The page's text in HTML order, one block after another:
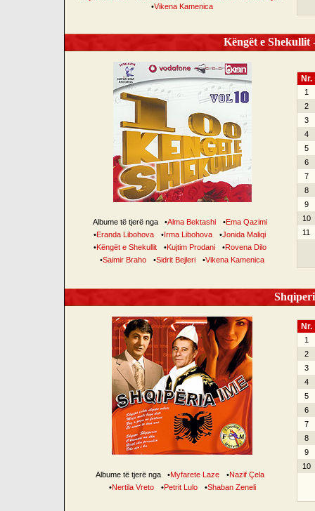
•Vikena Kamenica
Këngët e
Albume të tjerë nga •Alma Bektashi •Ema Qazimi
•Eranda Libohova •Irma Libohova •Jonida Maliqi
•Këngët e Shekullit •Kujtim Prodani •Rovena Dilo
•Saimir Braho •Sidrit Bejleri •Vikena Kamenica
Nr.
1
2
3
4
5
6
7
8
9
10
11
Albume të tjerë nga •Myfarete Laze •Nazif Çela
•Nertila Vreto •Petrit Lulo •Shaban Zeneli
Nr.
1
2
3
4
5
6
7
8
9
10